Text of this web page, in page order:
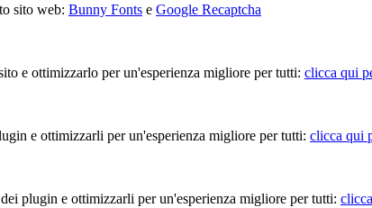
sito web: Bunny Fonts e Google Recaptcha
e ottimizzarlo per un'esperienza migliore per tutti: clicca qui
e ottimizzarli per un'esperienza migliore per tutti: clicca qui
plugin e ottimizzarli per un'esperienza migliore per tutti: